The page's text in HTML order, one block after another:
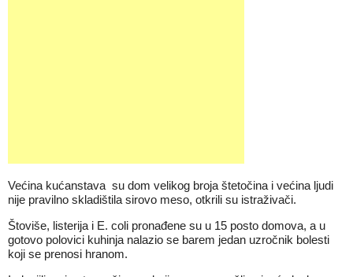
Većina kućanstava su dom velikog broja štetočina i većina ljudi
nije pravilno skladištila sirovo meso, otkrili su istraživači.
Štoviše, listerija i E. coli pronađene su u 15 posto domova, a u
gotovo polovici kuhinja nalazio se barem jedan uzročnik bolesti
koji se prenosi hranom.